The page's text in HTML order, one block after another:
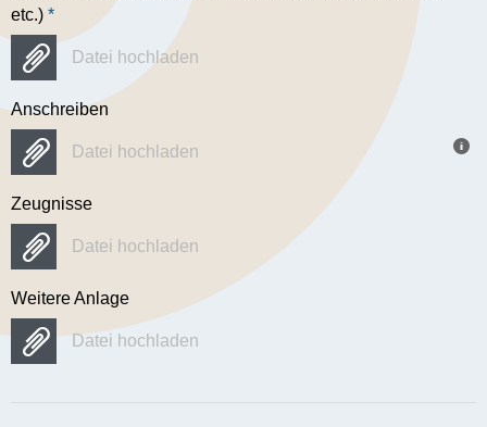
etc.) *
Datei hochladen
Anschreiben
Datei hochladen
Zeugnisse
Datei hochladen
Weitere Anlage
Datei hochladen